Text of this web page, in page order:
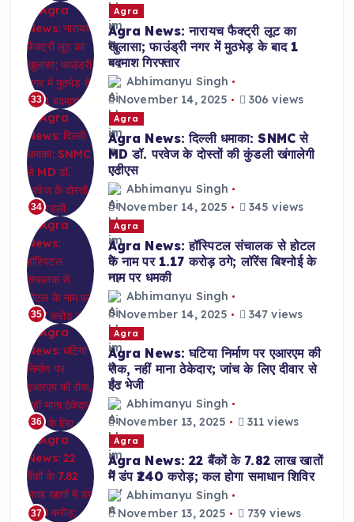
33
Agra
Agra News: नारायच फैक्ट्री लूट का
खुलासा; फाउंड्री नगर में मुठभेड़ के बाद 1
बदमाश गिरफ्तार
Abhimanyu Singh
November 14, 2025
306 views
34
Agra
Agra News: दिल्ली धमाका: SNMC से
MD डॉ. परवेज के दोस्तों की कुंडली खंगालेगी
एटीएस
Abhimanyu Singh
November 14, 2025
345 views
35
Agra
Agra News: हॉस्पिटल संचालक से होटल
के नाम पर 1.17 करोड़ ठगे; लॉरेंस बिश्नोई के
नाम पर धमकी
Abhimanyu Singh
November 14, 2025
347 views
36
Agra
Agra News: घटिया निर्माण पर एआरएम की
रोक, नहीं माना ठेकेदार; जांच के लिए दीवार से
ईंट भेजी
Abhimanyu Singh
November 13, 2025
311 views
37
Agra
Agra News: 22 बैंकों के 7.82 लाख खातों
में डंप ₹240 करोड़; कल होगा समाधान शिविर
Abhimanyu Singh
November 13, 2025
739 views